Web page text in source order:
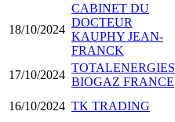
18/10/2024
CABINET DU
DOCTEUR
KAUPHY JEAN-
FRANCK
17/10/2024
TOTALENERGIES
BIOGAZ FRANCE
16/10/2024 TK TRADING